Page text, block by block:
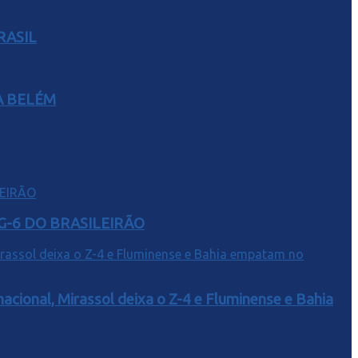
BELÉM
6 DO BRASILEIRÃO
Mirassol deixa o Z-4 e Fluminense e Bahia